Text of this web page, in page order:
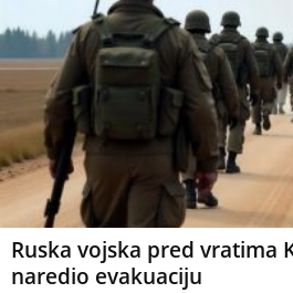
Ruska vojska pred vratima
naredio evakuaciju